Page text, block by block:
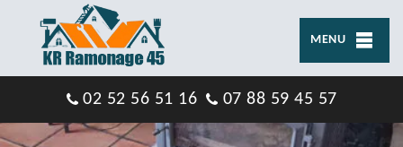
MENU
02 52 56 51 16 07 88 59 45 57